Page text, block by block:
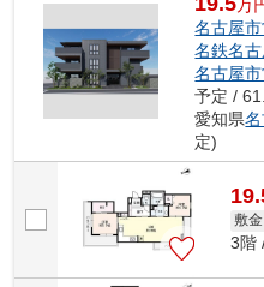
万
名古屋
名鉄名
名古屋
予定 /
愛知県
定)
敷金
3階